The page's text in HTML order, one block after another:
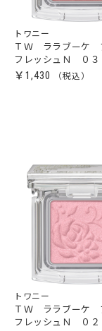
トワニー
ＴＷ ララブーケ
フレッシュＮ ０３
￥1,430
トワニー
ＴＷ ララブーケ
フレッシュＮ ０２